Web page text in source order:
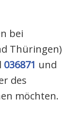
bei
Thüringen)
036871 und
des
möchten.